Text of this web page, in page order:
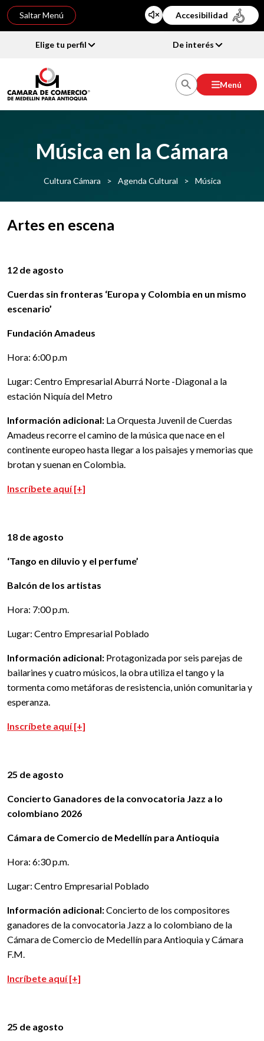
Saltar Menú Accesibilidad
Elige tu perfil De interés
Menú
Música en la Cámara
Cultura Cámara > Agenda Cultural > Música
Artes en escena
12 de agosto
Cuerdas sin fronteras ‘Europa y Colombia en un mismo
escenario’
Fundación Amadeus
Hora: 6:00 p.m
Lugar: Centro Empresarial Aburrá Norte -Diagonal a la
estación Niquía del Metro
Información adicional: La Orquesta Juvenil de Cuerdas
Amadeus recorre el camino de la música que nace en el
continente europeo hasta llegar a los paisajes y memorias que
brotan y suenan en Colombia.
Inscríbete aquí [+]
18 de agosto
‘Tango en diluvio y el perfume’
Balcón de los artistas
Hora: 7:00 p.m.
Lugar: Centro Empresarial Poblado
Información adicional: Protagonizada por seis parejas de
bailarines y cuatro músicos, la obra utiliza el tango y la
tormenta como metáforas de resistencia, unión comunitaria y
esperanza.
Inscríbete aquí [+]
25 de agosto
Concierto Ganadores de la convocatoria Jazz a lo
colombiano 2026
Cámara de Comercio de Medellín para Antioquia
Hora: 6:30 p.m.
Lugar: Centro Empresarial Poblado
Información adicional:Concierto de los compositores
ganadores de la convocatoria Jazz a lo colombiano de la
Cámara de Comercio de Medellín para Antioquia y Cámara
F.M.
Incríbete aquí [+]
25 de agosto